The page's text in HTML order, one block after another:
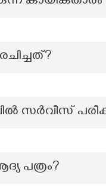
സർവീസ്
പത്രം?